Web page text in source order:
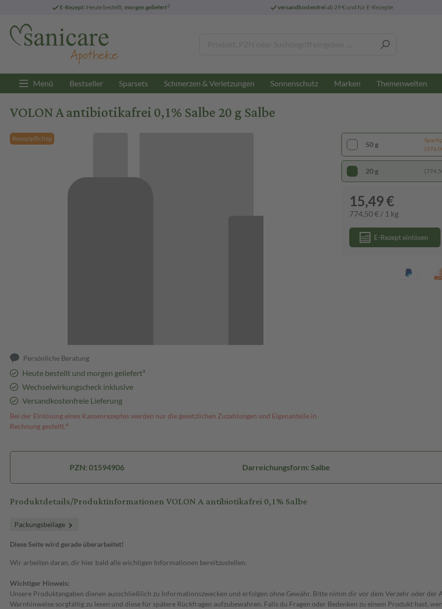
E-Rezept: Heute bestellt, morgen geliefert3 versandkostenfreiab 29 € und für E-Rezepte
Menü Bestseller Sparsets Schmerzen & Verletzungen Sonnenschutz Marken Themenwelten
VOLON A antibiotikafrei 0,1% Salbe 20 g Salbe
Rezeptpflichtig
Persönliche Beratung
Heute bestellt und morgen geliefert³
Wechselwirkungscheck inklusive
Versandkostenfreie Lieferung
Bei der Einlösung eines Kassenrezeptes werden nur die gesetzlichen Zuzahlungen und Eigenanteile in
Rechnung gestellt.⁴
50 g
20 g
15,49 €
774,50 € / 1 kg
E-Rezept einlösen
PZN: 01594906 Darreichungsform: Salbe
Produktdetails/Produktinformationen VOLON A antibiotikafrei 0,1% Salbe
Packungsbeilage
Diese Seite wird gerade überarbeitet!
Wir arbeiten daran, dir hier bald alle wichtigen Informationen bereitzustellen.
Wichtiger Hinweis:
Unsere Produktangaben dienen ausschließlich zu Informationszwecken und erfolgen ohne Gewähr. Bitte nimm dir vor dem Verzehr oder
Warnhinweise sorgfältig zu lesen und diese für spätere Rückfragen aufzubewahren. Falls du Fragen oder Bedenken zu einem Produkt hast,